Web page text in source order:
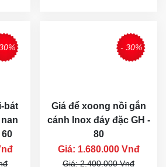
bát
- 30%
Giá để xoong nồi gắn
cánh Inox đáy đặc GH -
80
Giá: 1.680.000 Vnđ
Giá: 2.400.000 Vnđ